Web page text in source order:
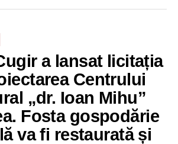
a lansat licitația
Centrului
„dr. Ioan Mihu”
Fosta gospodărie
va fi restaurată și